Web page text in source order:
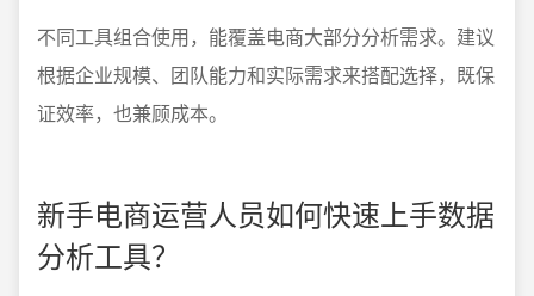
不同工具组合使用，能覆盖电商大部分分析需求。建议
根据企业规模、团队能力和实际需求来搭配选择，既保
证效率，也兼顾成本。
新手电商运营人员如何快速上手数据
分析工具？